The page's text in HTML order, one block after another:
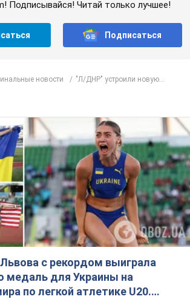
с рекордом выиграла
медаль для Украины на
по легкой атлетике U20.
блестяще выступила в Орегоне
46,8 т.
в уколах
последствия
ходила
процедуры сохранялся